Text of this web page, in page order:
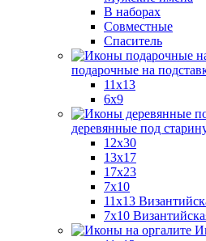
В наборах
Совместные
Спаситель
подарочные на
11x13
6x9
деревянные под
12х30
13x17
17x23
7x10
11x13
7x10